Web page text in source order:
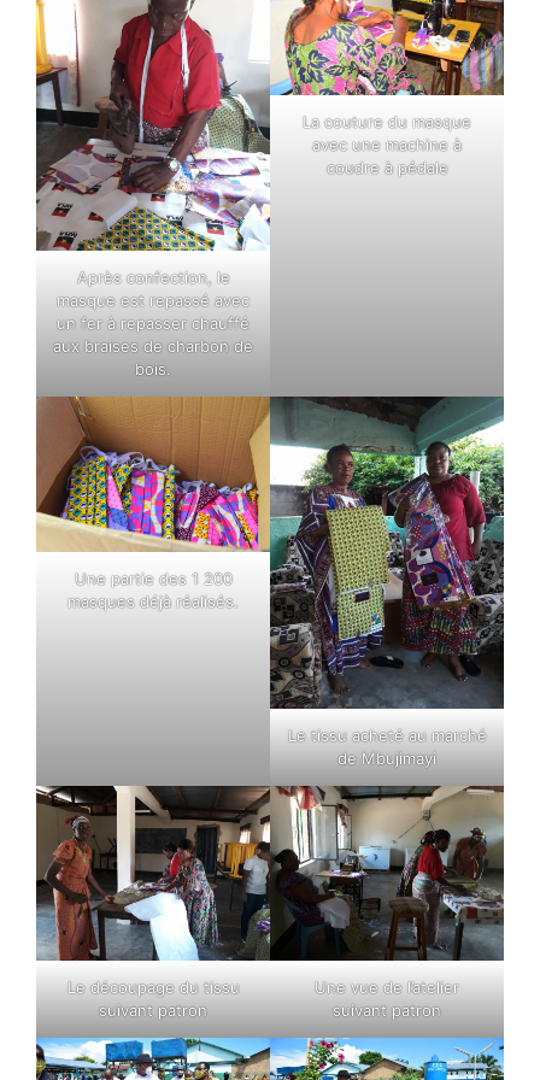
Après confection, le
masque est repassé avec
un fer à repasser chauffé
aux braises de charbon de
bois.
La couture du masque
avec une machine à
coudre à pédale
Une partie des 1 200
masques déjà réalisés.
Le tissu acheté au marché
de Mbujimayi
Le découpage du tissu
suivant patron
Une vue de l’atelier
suivant patron